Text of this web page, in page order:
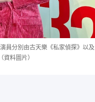
員分別由古天樂《私家偵探》以及
料圖片）